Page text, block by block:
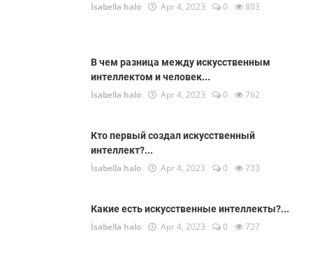
İsabella halo Apr 4, 2023 0 803
В чем разница между искусственным
интеллектом и человек...
İsabella halo Apr 4, 2023 0 762
Кто первый создал искусственный
интеллект?...
İsabella halo Apr 4, 2023 0 733
Какие есть искусственные интеллекты?...
İsabella halo Apr 4, 2023 0 727